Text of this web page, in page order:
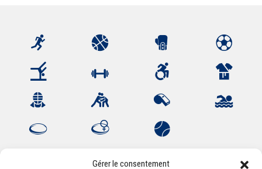
Gérer le consentement